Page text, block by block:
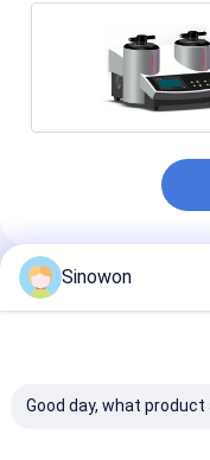
প্রস্তাবিত পণ্য
Sinowon
Good day, what product